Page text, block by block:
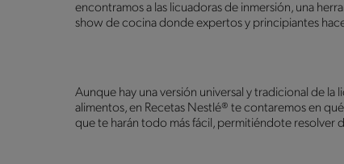
encontramos a las licuadoras de inmersión, una
show de cocina donde expertos y principiantes
Aunque hay una versión universal y tradicional de
alimentos, en Recetas Nestlé® te contaremos en
que te harán todo más fácil, permitiéndote resolver